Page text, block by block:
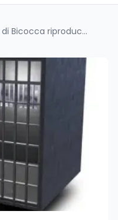
La cella di Bicocca riproduce San Vittore: 857 detenuti nella realtà